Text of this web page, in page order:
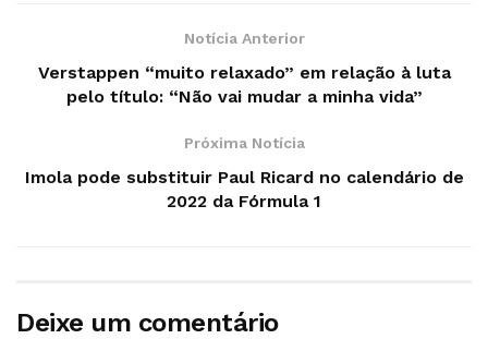
Notícia Anterior
Verstappen “muito relaxado” em relação à luta
pelo título: “Não vai mudar a minha vida”
Próxima Notícia
Imola pode substituir Paul Ricard no calendário de
2022 da Fórmula 1
Deixe um comentário